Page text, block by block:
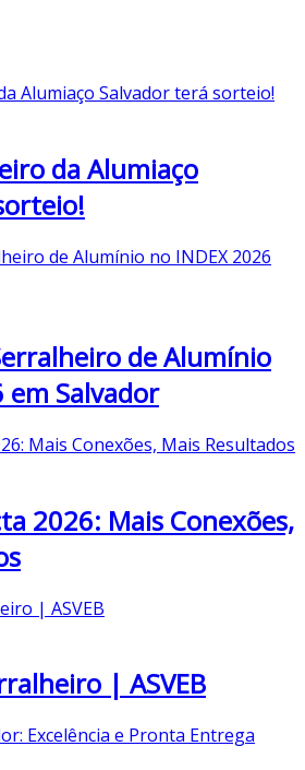
da Alumiaço
de Alumínio
em Salvador
2026: Mais Conexões,
| ASVEB